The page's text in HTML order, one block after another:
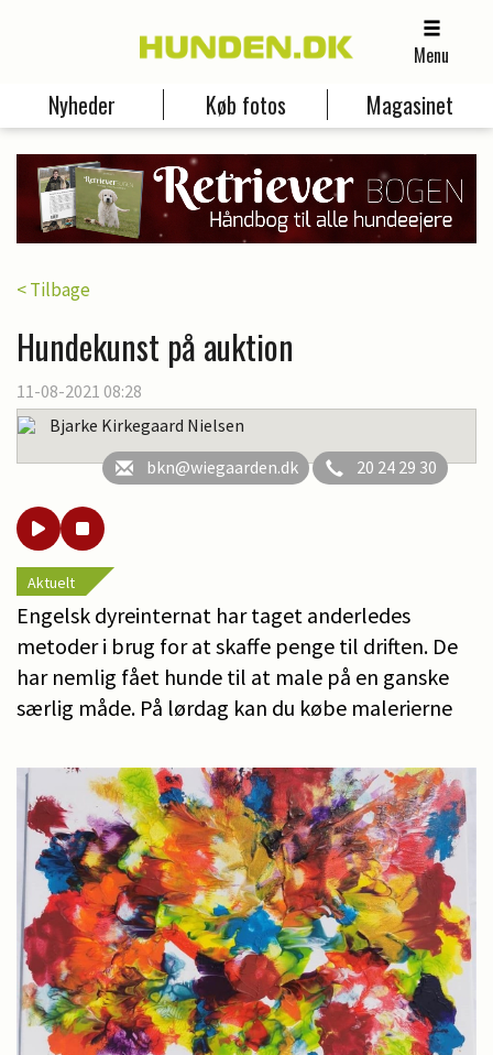
Menu
Nyheder Køb fotos Magasinet
< Tilbage
Hundekunst på auktion
11-08-2021 08:28
Bjarke Kirkegaard Nielsen
bkn@wiegaarden.dk
20 24 29 30
Aktuelt
Engelsk dyreinternat har taget anderledes
metoder i brug for at skaffe penge til driften. De
har nemlig fået hunde til at male på en ganske
særlig måde. På lørdag kan du købe malerierne